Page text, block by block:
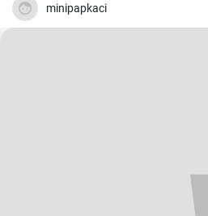
minipapkaci